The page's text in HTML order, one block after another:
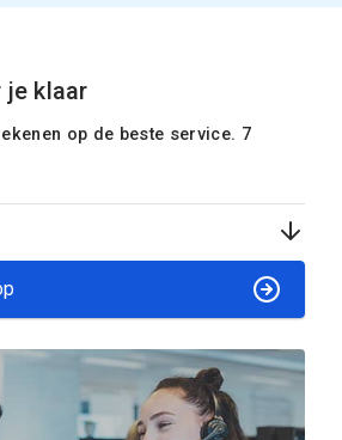
je klaar
op de beste service. 7